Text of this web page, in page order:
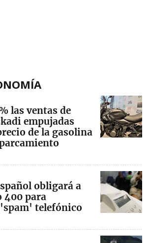
las ventas de
empujadas
de la gasolina
obligará a
400 para
telefónico